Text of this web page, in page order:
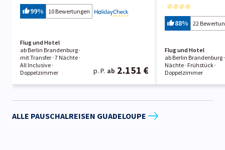
99% 10 Bewertungen
Flug und Hotel
ab Berlin Brandenburg ·
mit Transfer · 7 Nächte ·
All Inclusive ·
Doppelzimmer
p. P. ab 2.151 €
88% 22
Flug und Hotel
ab Berlin Brandenburg
Nächte · Frühstück ·
Doppelzimmer
ALLE PAUSCHALREISEN GUADELOUPE